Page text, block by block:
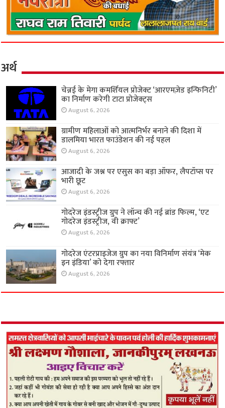
अर्थ
चेन्नई के मेगा कमर्शियल प्रोजेक्ट ‘आरएमज़ेड इन्फिनिटी’
का निर्माण करेगी टाटा प्रोजेक्ट्स
August 6, 2026
ग्रामीण महिलाओं को आत्मनिर्भर बनाने की दिशा में
डालमिया भारत फाउंडेशन की नई पहल
August 6, 2026
आजादी के जश्न पर एसुस का बड़ा ऑफर, लैपटॉप्स पर
भारी छूट
August 6, 2026
गोदरेज इंडस्ट्रीज ग्रुप ने लॉन्च की नई ब्रांड फिल्म, ‘एट
गोदरेज इंडस्ट्रीज, वी क्राफ्ट’
August 6, 2026
गोदरेज एंटरप्राइजेज ग्रुप का नया विनिर्माण संयंत्र ‘मेक
इन इंडिया’ को देगा रफ्तार
August 6, 2026